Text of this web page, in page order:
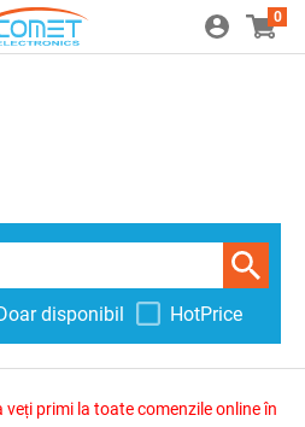
0
disponibil HotPrice
primi la toate comenzile online în